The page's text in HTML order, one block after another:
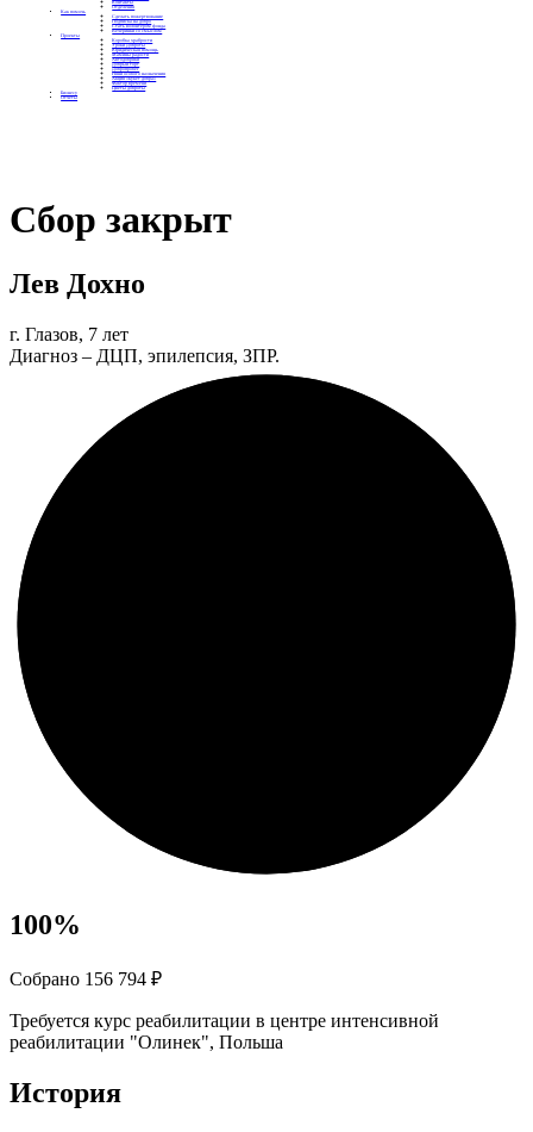
Контакты
Отделения
Как помочь
Сделать пожертвование
Подписка на добро
Стать волонтером фонда
Вечеринки со смыслом
Проекты
Коробка храбрости
Уроки Доброты
Юридическая помощь
Мамины радости
Автодобряки
Добрый торт
Добропробег
Няни особого назначения
Акция «Букет добра»
Фактор времени
Цветы доброты
Бизнесу
Отчеты
Сбор закрыт
Лев Дохно
г. Глазов, 7 лет
Диагноз – ДЦП, эпилепсия, ЗПР.
100%
Собрано 156 794 ₽
Требуется курс реабилитации в центре интенсивной
реабилитации "Олинек", Польша
История